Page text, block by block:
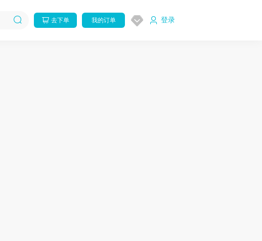
去下单 我的订单 登录